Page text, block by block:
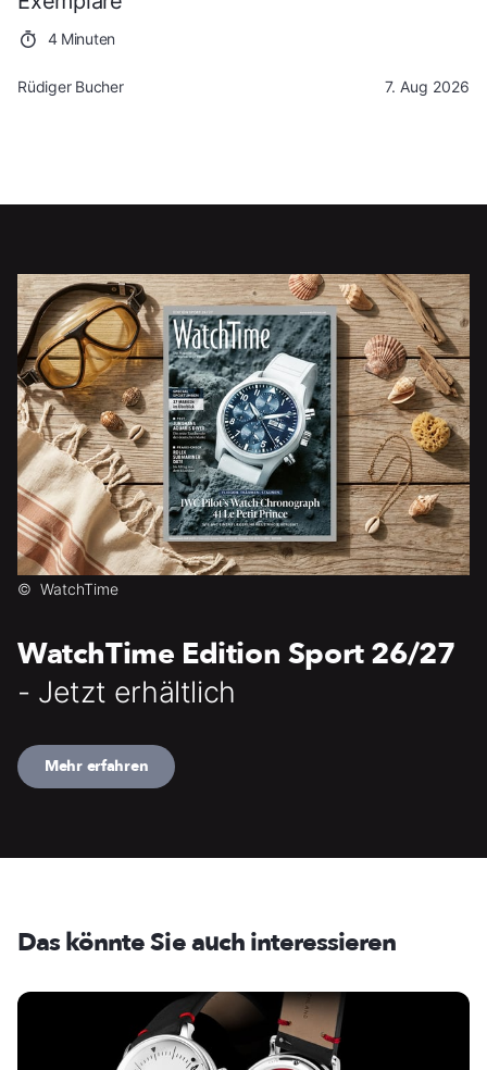
4 Minuten
Rüdiger Bucher 7. Aug 2026
© WatchTime
WatchTime Edition Sport 26/27
- Jetzt erhältlich
Mehr erfahren
Das könnte Sie auch interessieren